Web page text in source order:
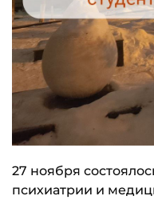
27 ноября
психиатрии и